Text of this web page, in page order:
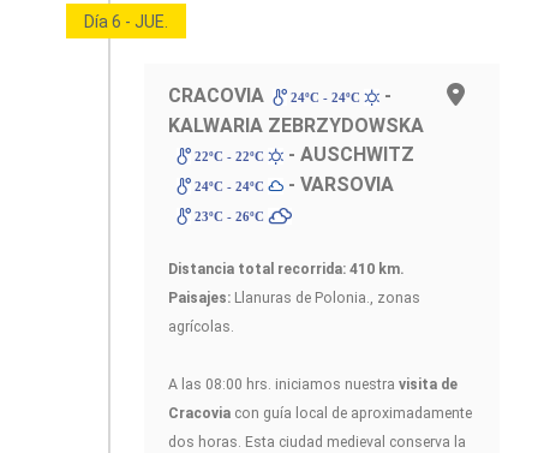
Día 6 - JUE.
CRACOVIA 24ºC - 24ºC
-
KALWARIA ZEBRZYDOWSKA
22ºC - 22ºC - AUSCHWITZ
24ºC - 24ºC - VARSOVIA
23ºC - 26ºC
Distancia total recorrida: 410 km.
Paisajes: Llanuras de Polonia., zonas
agrícolas.
A las 08:00 hrs. iniciamos nuestra visita de
Cracovia con guía local de aproximadamente
dos horas. Esta ciudad medieval conserva la